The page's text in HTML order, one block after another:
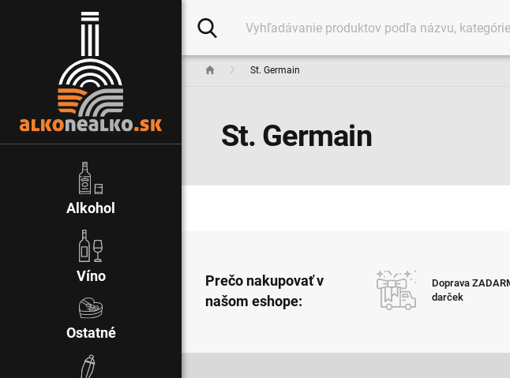
St. Germain
St. Germain
Prečo nakupovať v
našom eshope:
Doprava
darček
Alkohol
Víno
Ostatné